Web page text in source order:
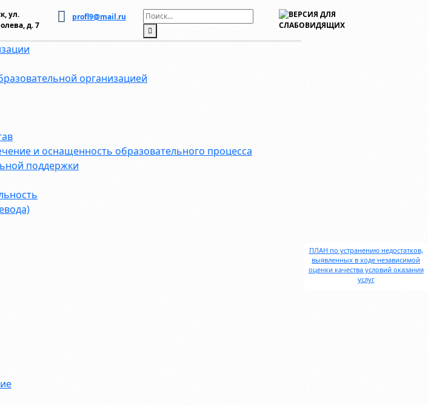
ул.
д. 7
profl9@mail.ru
организацией
и оснащенность образовательного процесса
поддержки
ПЛАН по устранению недостатков,
выявленных в ходе независимой
оценки качества условий оказания
услуг